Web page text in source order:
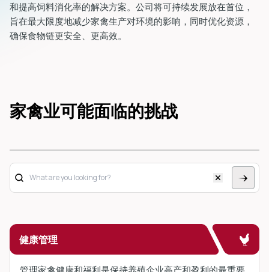
和提高饲料消化率的解决方案。公司将可持续发展放在首位，
旨在最大限度地减少家禽生产对环境的影响，同时优化资源，
确保食物链更安全、更高效。
家禽业可能面临的挑战
健康管理